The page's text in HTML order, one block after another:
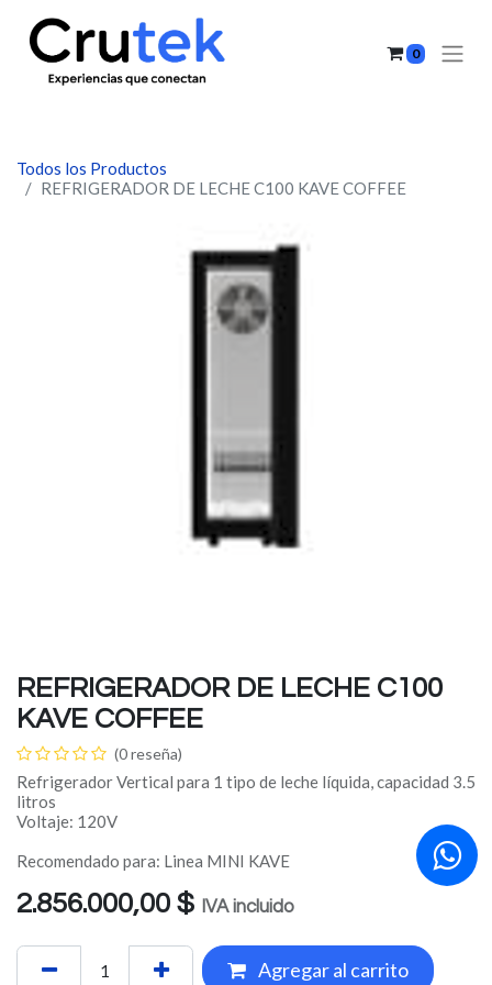
0
Todos los Productos
REFRIGERADOR DE LECHE C100 KAVE COFFEE
REFRIGERADOR DE LECHE C100
KAVE COFFEE
(0 reseña)
Refrigerador Vertical para 1 tipo de leche líquida, capacidad 3.5
litros
Voltaje: 120V
Recomendado para: Linea MINI KAVE
2.856.000,00 $ IVA incluido
Agregar al carrito